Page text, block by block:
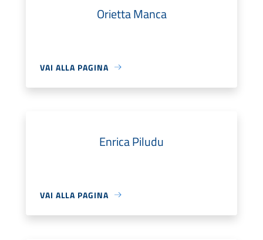
Orietta Manca
VAI ALLA PAGINA
Enrica Piludu
VAI ALLA PAGINA